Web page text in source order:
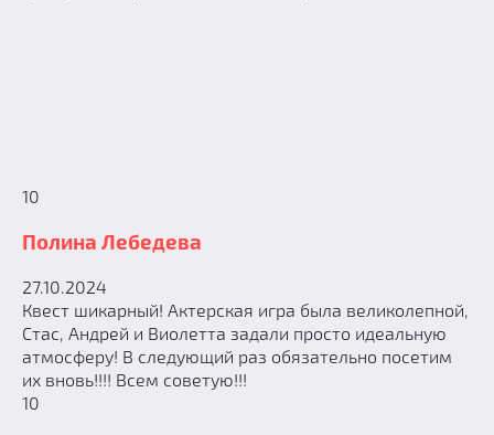
10
Полина Лебедева
27.10.2024
Квест шикарный! Актерская игра была великолепной,
Стас, Андрей и Виолетта задали просто идеальную
атмосферу! В следующий раз обязательно посетим
их вновь!!!! Всем советую!!!
10